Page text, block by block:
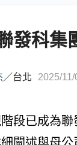
發科
／台北 2025/11/
段已成為